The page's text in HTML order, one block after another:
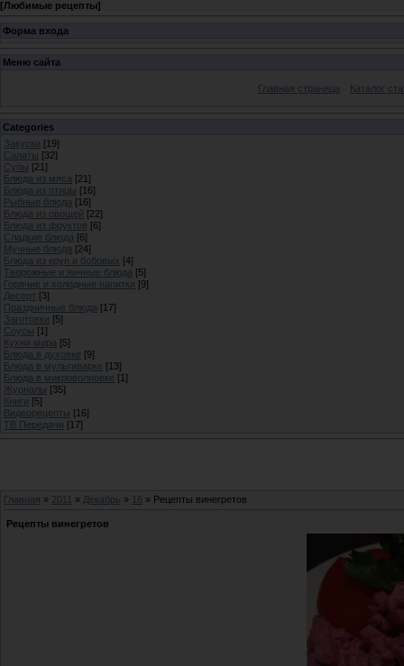
[Любимые рецепты]
Форма входа
Меню сайта
Главная страница Каталог
Categories
Закуски [19]
Салаты [32]
Супы [21]
Блюда из мяса [21]
Блюда из птицы [16]
Рыбные блюда [16]
Блюда из овощей [22]
Блюда из фруктов [6]
Сладкие блюда [6]
Мучные блюда [24]
Блюда из круп и бобовых [4]
Творожные и яичные блюда [5]
Горячие и холодные напитки [9]
Десерт [3]
Праздничные блюда [17]
Заготовки [5]
Соусы [1]
Кухни мира [5]
Блюда в духовке [9]
Блюда в мультиварке [13]
Блюда в микроволновке [1]
Журналы [35]
Книги [5]
Видеорецепты [16]
ТВ Передачи [17]
Главная » 2011 » Декабрь » 16 » Рецепты винегретов
Рецепты винегретов